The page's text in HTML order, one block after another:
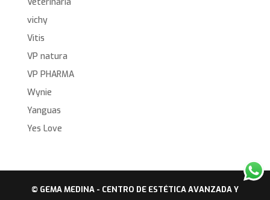
vichy
Vitis
VP natura
VP PHARMA
Wynie
Yanguas
Yes Love
© GEMA MEDINA - CENTRO DE ESTÉTICA AVANZADA Y